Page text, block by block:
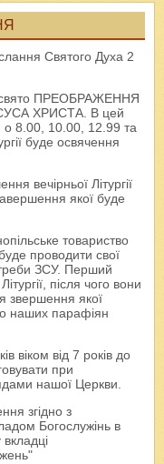
Святого Духа 2
свято ПРЕОБРАЖЕННЯ
ХРИСТА. В цей
о 8.00, 10.00, 12.99 та
буде освячення
вечірньої Літургії
якої буде
товариство
проводити свої
ЗСУ. Перший
після чого вони
звершення якої
наших парафіян
віком від 7 років до
при
нашої Церкви.
згідно з
Богослужінь в